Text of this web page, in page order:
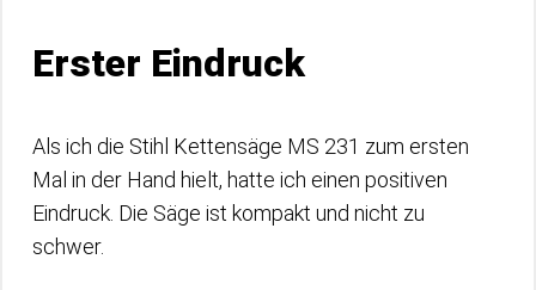
Erster Eindruck
Als ich die Stihl Kettensäge MS 231 zum ersten
Mal in der Hand hielt, hatte ich einen positiven
Eindruck. Die Säge ist kompakt und nicht zu
schwer.